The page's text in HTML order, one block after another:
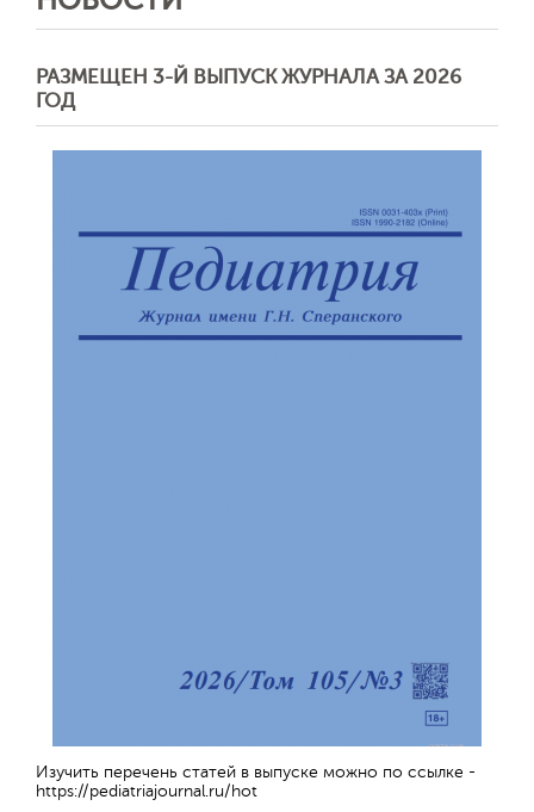
РАЗМЕЩЕН 3-Й ВЫПУСК ЖУРНАЛА ЗА 2026
ГОД
Изучить перечень статей в выпуске можно по ссылке -
https://pediatriajournal.ru/hot